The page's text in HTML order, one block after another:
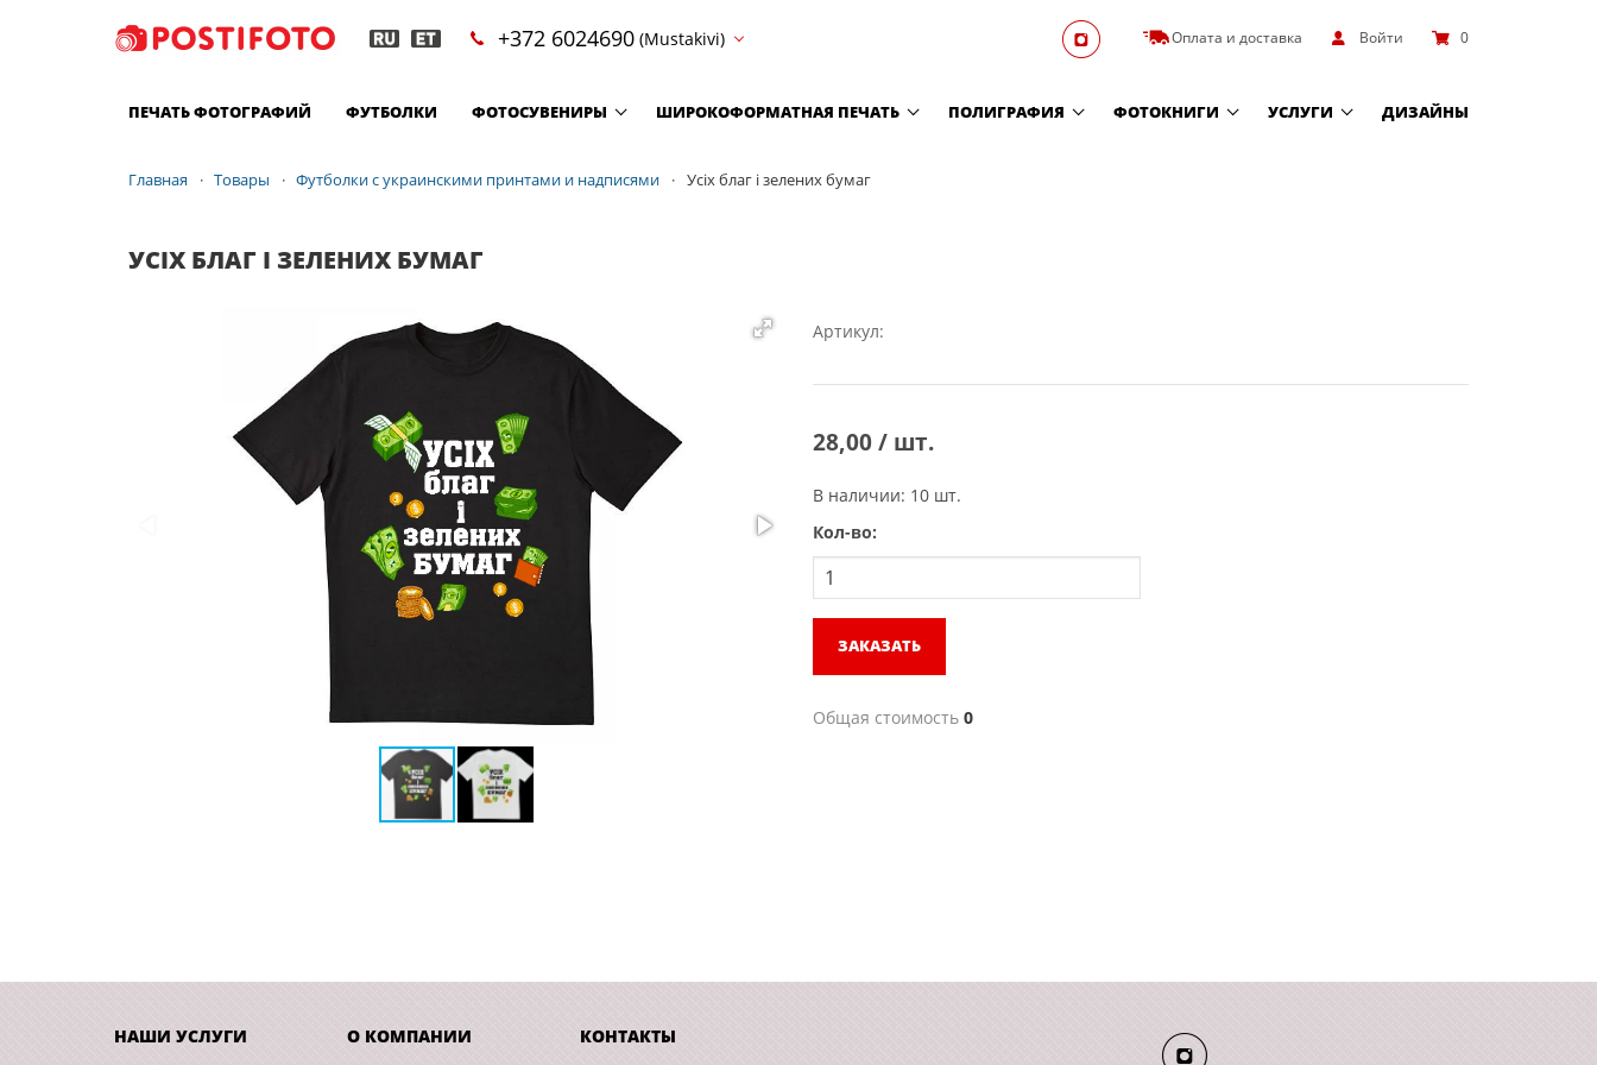
+372 6024690 (Mustakivi) Оплата и доставка Войти 0
ПЕЧАТЬ ФОТОГРАФИЙ ФУТБОЛКИ ФОТОСУВЕНИРЫ ШИРОКОФОРМАТНАЯ ПЕЧАТЬ ПОЛИГРАФИЯ ФОТОКНИГИ УСЛУГИ ДИЗАЙНЫ
Главная Товары Футболки с украинскими принтами и надписями Усіх благ і зелених бумаг
УСІХ БЛАГ І ЗЕЛЕНИХ БУМАГ
Артикул:
28,00 / шт.
В наличии: 10 шт.
Кол-во:
ЗАКАЗАТЬ
Общая стоимость 0
НАШИ УСЛУГИ О КОМПАНИИ КОНТАКТЫ